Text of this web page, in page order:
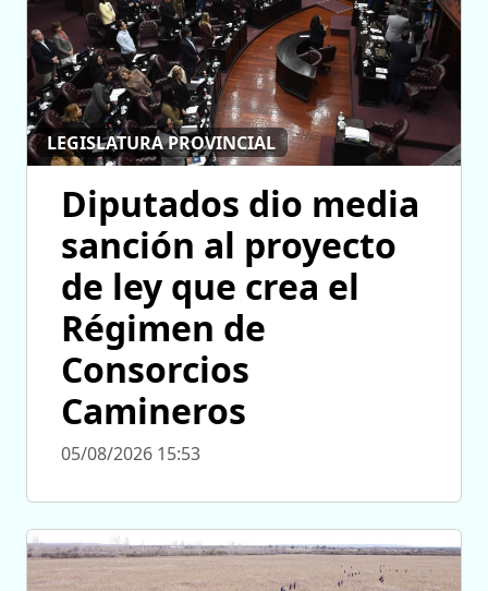
LEGISLATURA PROVINCIAL
Diputados dio media
sanción al proyecto
de ley que crea el
Régimen de
Consorcios
Camineros
05/08/2026 15:53